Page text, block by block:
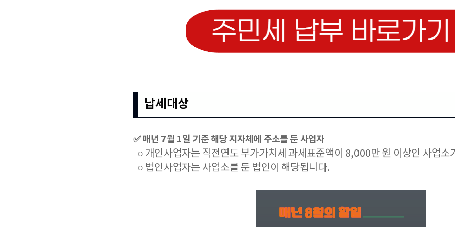
납세대상
✅ 매년 7월 1일 기준 해당 지자체에 주소를 둔 사업자
○ 개인사업자는 직전연도 부가가치세 과세표준액이 8,000만 원 이상인 사업소
○ 법인사업자는 사업소를 둔 법인이 해당됩니다.